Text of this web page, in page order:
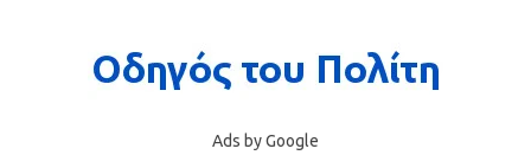
Ads by Google